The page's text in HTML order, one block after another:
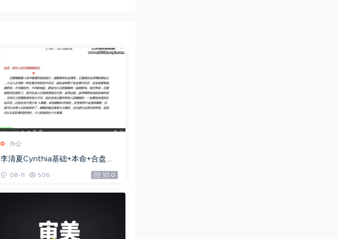
办公
李清夏Cynthia基础+本命+合盘专
Z)，网盘下载(2.63G)
08-11 506 10.0